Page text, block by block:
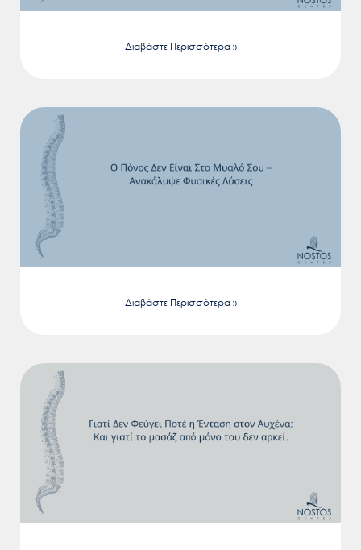
Διαβάστε Περισσότερα »
Διαβάστε Περισσότερα »